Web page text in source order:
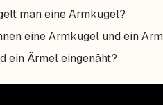
man eine Armkugel?
eine Armkugel und ein
ein Ärmel eingenäht?